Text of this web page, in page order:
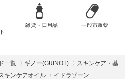
雑貨・日用品 一般市販薬
一覧 ギノー(GUINOT)
スキンケア・基
キンケアオイル イドラゾーン